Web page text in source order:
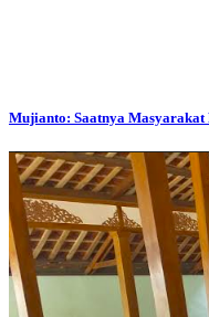
Mujianto: Saatnya Masyarakat